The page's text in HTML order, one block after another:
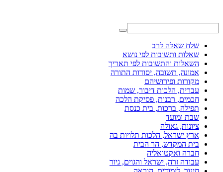
שלח שאלה לרב
שאלות ותשובות לפי נושא
השאלות והתשובות לפי תאריך
אמונה, תשובה, יסודות התורה
מקורות ופירושיהם
עברית, הלכות דיבור, שמות
חכמים, רבנות, פסיקת הלכה
תפילה, ברכות, בית כנסת
שבת ומועד
ציונות, גאולה
ארץ ישראל, הלכות תלויות בה
בית המקדש, הר הבית
חברה ואקטואליה
עבודה זרה, ישראל והגוים, גיור